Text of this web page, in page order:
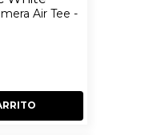
Air Tee -